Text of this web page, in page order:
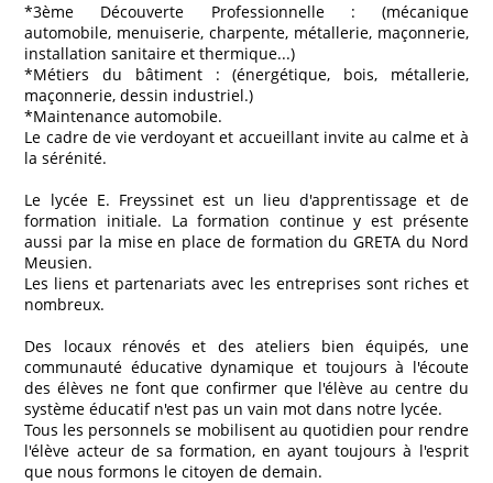
*3ème Découverte Professionnelle : (mécanique
automobile, menuiserie, charpente, métallerie, maçonnerie,
installation sanitaire et thermique...)
*Métiers du bâtiment : (énergétique, bois, métallerie,
maçonnerie, dessin industriel.)
*Maintenance automobile.
Le cadre de vie verdoyant et accueillant invite au calme et à
la sérénité.
Le lycée E. Freyssinet est un lieu d'apprentissage et de
formation initiale. La formation continue y est présente
aussi par la mise en place de formation du GRETA du Nord
Meusien.
Les liens et partenariats avec les entreprises sont riches et
nombreux.
Des locaux rénovés et des ateliers bien équipés, une
communauté éducative dynamique et toujours à l'écoute
des élèves ne font que confirmer que l'élève au centre du
système éducatif n'est pas un vain mot dans notre lycée.
Tous les personnels se mobilisent au quotidien pour rendre
l'élève acteur de sa formation, en ayant toujours à l'esprit
que nous formons le citoyen de demain.